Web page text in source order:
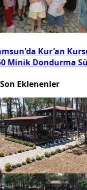
Kur'an
Minik Dondurma
Son Eklenenler